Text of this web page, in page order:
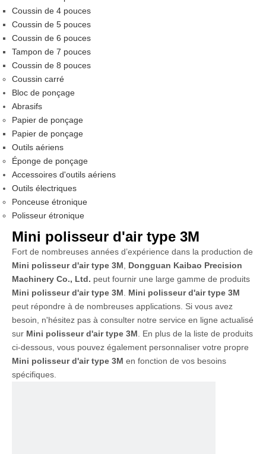
Coussin de 4 pouces
Coussin de 5 pouces
Coussin de 6 pouces
Tampon de 7 pouces
Coussin de 8 pouces
Coussin carré
Bloc de ponçage
Abrasifs
Papier de ponçage
Papier de ponçage
Outils aériens
Éponge de ponçage
Accessoires d'outils aériens
Outils électriques
Ponceuse étronique
Polisseur étronique
Mini polisseur d'air type 3M
Fort de nombreuses années d’expérience dans la production de
Mini polisseur d'air type 3M
Dongguan Kaibao Precision
Machinery Co., Ltd. peut fournir une large gamme de produits
Mini polisseur d'air type 3M
Mini polisseur d'air type 3M
peut répondre à de nombreuses applications. Si vous avez
besoin, n'hésitez pas à consulter notre service en ligne actualisé
sur Mini polisseur d'air type 3M . En plus de la liste de produits
ci-dessous, vous pouvez également personnaliser votre propre
Mini polisseur d'air type 3M en fonction de vos besoins
spécifiques.